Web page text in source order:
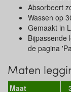
Absorbeert
Wassen op
Gemaakt in
Bijpassende
de pagina
Maten
Maat